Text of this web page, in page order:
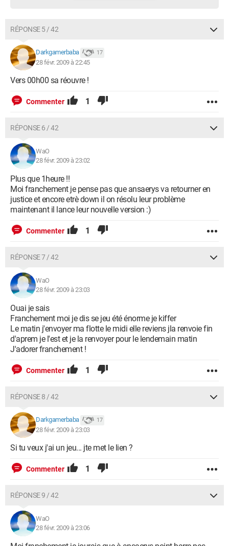
RÉPONSE 5 / 42
Darkgamerbaba 17
28 févr. 2009 à 22:45
Vers 00h00 sa réouvre !
Commenter 1
RÉPONSE 6 / 42
WaO
28 févr. 2009 à 23:02
Plus que 1heure !!
Moi franchement je pense pas que ansaerys va retourner en
justice et encore etrè down il on résolu leur problème
maintenant il lance leur nouvelle version :)
Commenter 1
RÉPONSE 7 / 42
WaO
28 févr. 2009 à 23:03
Ouai je sais
Franchement moi je dis se jeu été énorme je kiffer
Le matin j'envoyer ma flotte le midi elle reviens jla renvoie fin
d'aprem je l'est et je la renvoyer pour le lendemain matin
J'adorer franchement !
Commenter 1
RÉPONSE 8 / 42
Darkgamerbaba 17
28 févr. 2009 à 23:03
Si tu veux j'ai un jeu... jte met le lien ?
Commenter 1
RÉPONSE 9 / 42
WaO
28 févr. 2009 à 23:06